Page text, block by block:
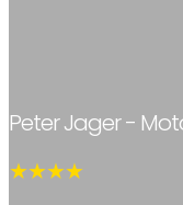
Peter Jager -
★★★★